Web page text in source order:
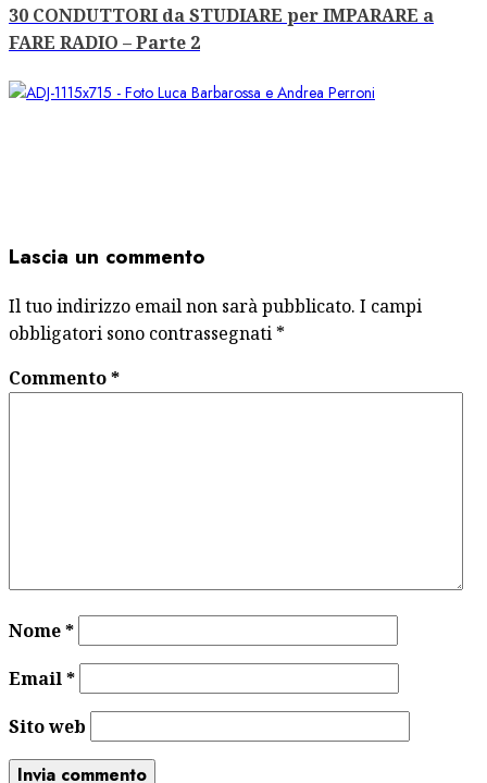
30 CONDUTTORI da STUDIARE per IMPARARE a
FARE RADIO – Parte 2
Lascia un commento
Il tuo indirizzo email non sarà pubblicato. I campi
obbligatori sono contrassegnati *
Commento*
Nome*
Email*
Sito web